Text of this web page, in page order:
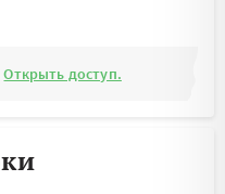
Открыть доступ.